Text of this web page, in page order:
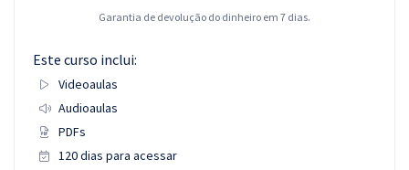
Garantia de devolução do dinheiro em 7 dias.
Este curso inclui:
Videoaulas
Audioaulas
PDFs
120 dias para acessar